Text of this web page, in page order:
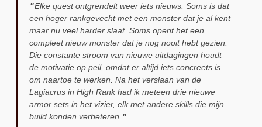
Elke quest ontgrendelt weer iets nieuws. Soms is dat
een hoger rankgevecht met een monster dat je al kent
maar nu veel harder slaat. Soms opent het een
compleet nieuw monster dat je nog nooit hebt gezien.
Die constante stroom van nieuwe uitdagingen houdt
de motivatie op peil, omdat er altijd iets concreets is
om naartoe te werken. Na het verslaan van de
Lagiacrus in High Rank had ik meteen drie nieuwe
armor sets in het vizier, elk met andere skills die mijn
build konden verbeteren.